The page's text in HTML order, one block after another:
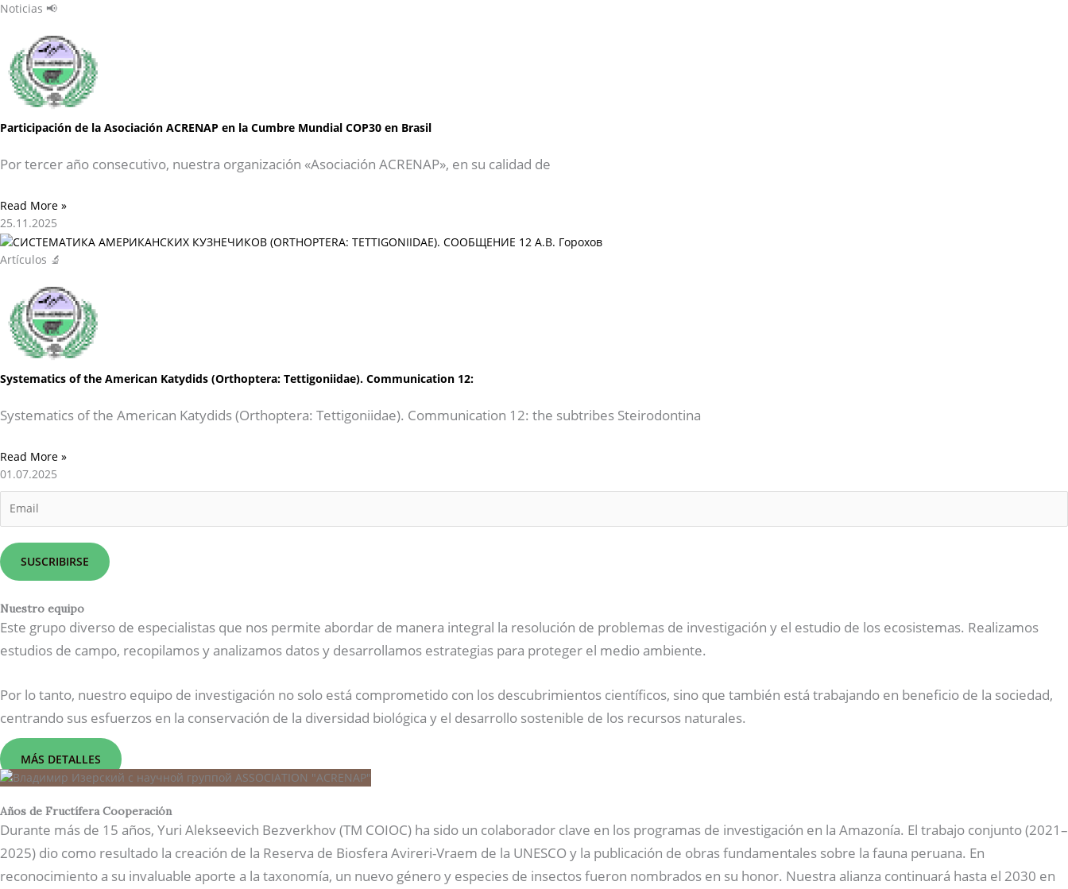
Noticias 📢
Participación de la Asociación ACRENAP en la Cumbre Mundial COP30 en Brasil
Por tercer año consecutivo, nuestra organización «Asociación ACRENAP», en su calidad de
Read More »
25.11.2025
Artículos 🔬
Systematics of the American Katydids (Orthoptera: Tettigoniidae). Communication 12:
Systematics of the American Katydids (Orthoptera: Tettigoniidae). Communication 12: the subtribes Steirodontina
Read More »
01.07.2025
i
l
SUSCRIBIRSE
Nuestro equipo
Este grupo diverso de especialistas que nos permite abordar de manera integral la resolución de problemas de investigación y el estudio de los ecosistemas. Realizamos
estudios de campo, recopilamos y analizamos datos y desarrollamos estrategias para proteger el medio ambiente.
Por lo tanto, nuestro equipo de investigación no solo está comprometido con los descubrimientos científicos, sino que también está trabajando en beneficio de la sociedad,
centrando sus esfuerzos en la conservación de la diversidad biológica y el desarrollo sostenible de los recursos naturales.
MÁS DETALLES
Años de Fructífera Cooperación
Durante más de 15 años, Yuri Alekseevich Bezverkhov (TM COIOC) ha sido un colaborador clave en los programas de investigación en la Amazonía. El trabajo conjunto (2021–
2025) dio como resultado la creación de la Reserva de Biosfera Avireri-Vraem de la UNESCO y la publicación de obras fundamentales sobre la fauna peruana. En
reconocimiento a su invaluable aporte a la taxonomía, un nuevo género y especies de insectos fueron nombrados en su honor. Nuestra alianza continuará hasta el 2030 en